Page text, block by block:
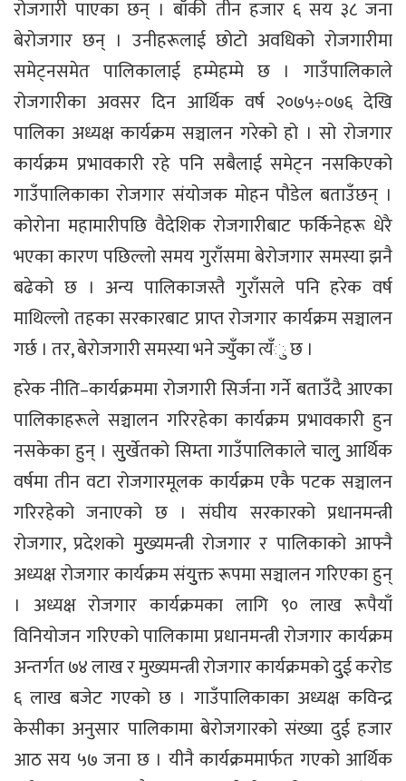
रोजगारी पाएका छन् । बाँकी तीन हजार ६ सय ३८ जना
बेरोजगार छन् । उनीहरूलाई छोटो अवधिको रोजगारीमा
समेट्नसमेत पालिकालाई हम्मेहम्मे छ । गाउँपालिकाले
रोजगारीका अवसर दिन आर्थिक वर्ष २०७५÷०७६ देखि
पालिका अध्यक्ष कार्यक्रम सञ्चालन गरेको हो । सो रोजगार
कार्यक्रम प्रभावकारी रहे पनि सबैलाई समेट्न नसकिएको
गाउँपालिकाका रोजगार संयोजक मोहन पौडेल बताउँछन् ।
कोरोना महामारीपछि वैदेशिक रोजगारीबाट फर्किनेहरू धेरै
भएका कारण पछिल्लो समय गुराँसमा बेरोजगार समस्या झनै
बढेको छ । अन्य पालिकाजस्तै गुराँसले पनि हरेक वर्ष
माथिल्लो तहका सरकारबाट प्राप्त रोजगार कार्यक्रम सञ्चालन
गर्छ । तर, बेरोजगारी समस्या भने ज्युँका त्यँु छ ।
हरेक नीति–कार्यक्रममा रोजगारी सिर्जना गर्ने बताउँदै आएका
पालिकाहरूले सञ्चालन गरिरहेका कार्यक्रम प्रभावकारी हुन
नसकेका हुन् । सुुर्खेतको सिम्ता गाउँपालिकाले चालुु आर्थिक
वर्षमा तीन वटा रोजगारमूलक कार्यक्रम एकै पटक सञ्चालन
गरिरहेको जनाएको छ । संघीय सरकारको प्रधानमन्त्री
रोजगार, प्रदेशको मुुख्यमन्त्री रोजगार र पालिकाको आफ्नै
अध्यक्ष रोजगार कार्यक्रम संयुुक्त रूपमा सञ्चालन गरिएका हुन्
। अध्यक्ष रोजगार कार्यक्रमका लागि ९० लाख रूपैयाँ
विनियोजन गरिएको पालिकामा प्रधानमन्त्री रोजगार कार्यक्रम
अन्तर्गत ७४ लाख र मुख्यमन्त्री रोजगार कार्यक्रमको दुुई करोड
६ लाख बजेट गएको छ । गाउँपालिकाका अध्यक्ष कविन्द्र
केसीका अनुसार पालिकामा बेरोजगारको संख्या दुई हजार
आठ सय ५७ जना छ । यीनै कार्यक्रममार्फत गएको आर्थिक